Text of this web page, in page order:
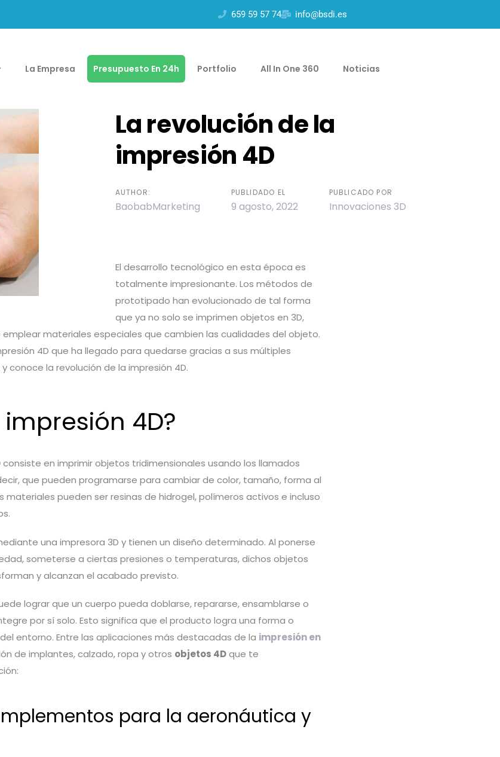
659 59 57 74 info@bsdi.es
La Empresa Presupuesto En 24h Portfolio All In One 360 Noticias
La revolución de la
impresión 4D
AUTHOR:
BaobabMarketing
PUBLIDADO EL
9 agosto, 2022
PUBLICADO POR
Innovaciones 3D
El desarrollo tecnológico en esta época es
totalmente impresionante. Los métodos de
prototipado han evolucionado de tal forma
que ya no solo se imprimen objetos en 3D,
materiales especiales que cambien las cualidades del objeto.
4D que ha llegado para quedarse gracias a sus múltiples
conoce la revolución de la impresión 4D.
4D?
consiste en imprimir objetos tridimensionales usando los llamados
que pueden programarse para cambiar de color, tamaño, forma al
materiales pueden ser resinas de hidrogel, polímeros activos e incluso
una impresora 3D y tienen un diseño determinado. Al ponerse
someterse a ciertas presiones o temperaturas, dichos objetos
y alcanzan el acabado previsto.
lograr que un cuerpo pueda doblarse, repararse, ensamblarse o
por sí solo. Esto significa que el producto logra una forma o
entorno. Entre las aplicaciones más destacadas de la impresión en
de implantes, calzado, ropa y otros objetos 4Dque te
para la aeronáutica y